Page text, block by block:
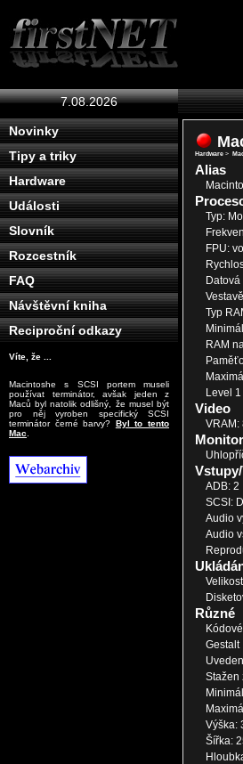
7.08.2026
Novinky
Tipy a triky
Hardware
Události
Slovník
Rozcestník
FAQ
Návštěvní kniha
Reciproční odkazy
Víte, že ...
Macintoshe s SCSI portem museli
používat terminátor, avšak jeden z
Maců byl natolik odlišný, že musel být
pro něj vyroben specifický SCSI
terminátor černé barvy? Byl to tento
Mac
Hardware>
Alias
Typ:
FPU:
Datová
Typ
RAM
Level
Video
VRAM:
Monitor
ADB: 2
SCSI:
Audio
Audio
Různé
Gestalt
Stažen
Výška:
Šířka: